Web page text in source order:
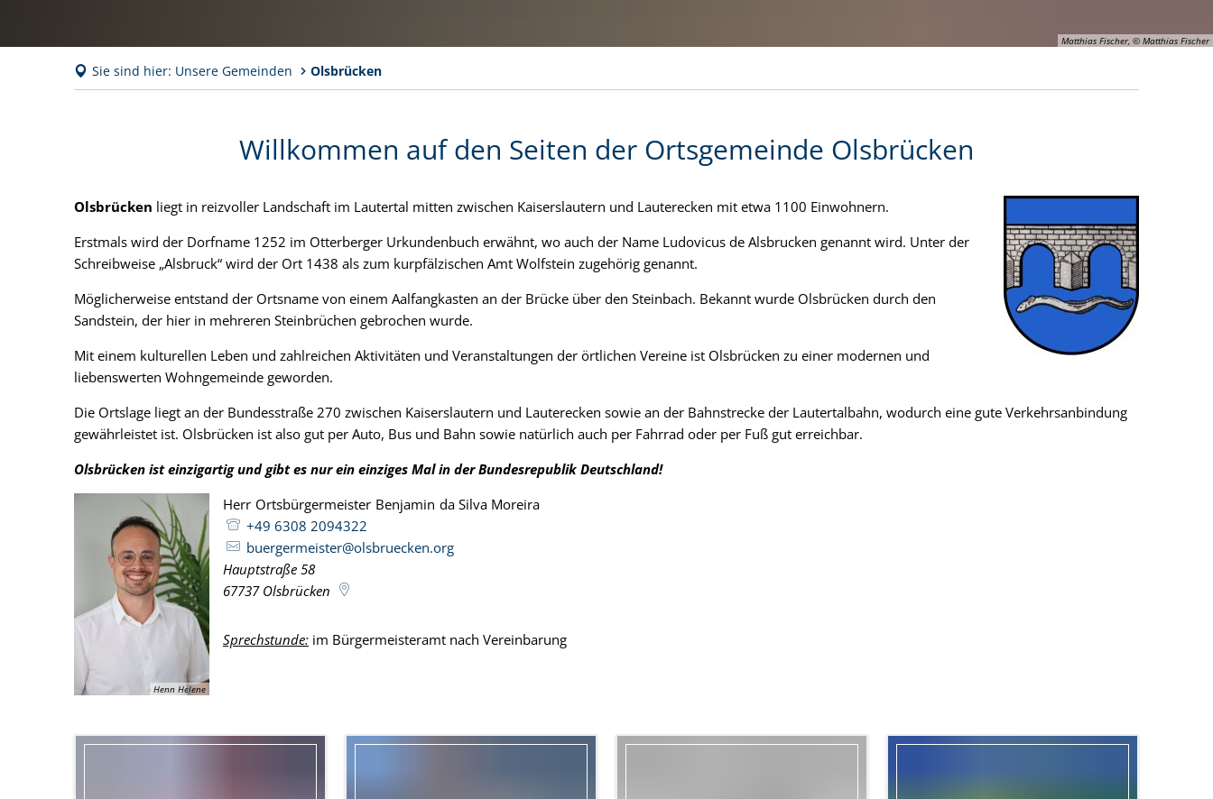
Matthias Fischer, © Matthias Fischer
Sie sind hier: Unsere Gemeinden Olsbrücken
Willkommen auf den Seiten der Ortsgemeinde Olsbrücken
Olsbrücken liegt in reizvoller Landschaft im Lautertal mitten zwischen Kaiserslautern und Lauterecken mit etwa 1100 Einwohnern.
Erstmals wird der Dorfname 1252 im Otterberger Urkundenbuch erwähnt, wo auch der Name Ludovicus de Alsbrucken genannt wird. Unter der
Schreibweise „Alsbruck“ wird der Ort 1438 als zum kurpfälzischen Amt Wolfstein zugehörig genannt.
Möglicherweise entstand der Ortsname von einem Aalfangkasten an der Brücke über den Steinbach. Bekannt wurde Olsbrücken durch den
Sandstein, der hier in mehreren Steinbrüchen gebrochen wurde.
Mit einem kulturellen Leben und zahlreichen Aktivitäten und Veranstaltungen der örtlichen Vereine ist Olsbrücken zu einer modernen und
liebenswerten Wohngemeinde geworden.
Die Ortslage liegt an der Bundesstraße 270 zwischen Kaiserslautern und Lauterecken sowie an der Bahnstrecke der Lautertalbahn, wodurch eine gute Verkehrsanbindung
gewährleistet ist. Olsbrücken ist also gut per Auto, Bus und Bahn sowie natürlich auch per Fahrrad oder per Fuß gut erreichbar.
Olsbrücken ist einzigartig und gibt es nur ein einziges Mal in der Bundesrepublik Deutschland!
Henn Helene
Herr Ortsbürgermeister Benjamin da Silva Moreira
+49 6308 2094322
buergermeister@olsbruecken.org
Hauptstraße 58
67737 Olsbrücken
Sprechstunde: im Bürgermeisteramt nach Vereinbarung